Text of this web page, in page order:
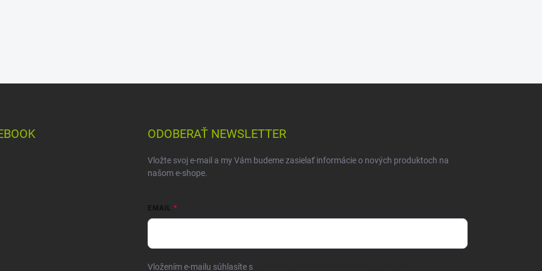
ODOBERAŤ NEWSLETTER
Vložte svoj e-mail a my Vám budeme zasielať informácie o nových produktoch na
našom e-shope.
EMAIL
Vložením e-mailu súhlasíte s